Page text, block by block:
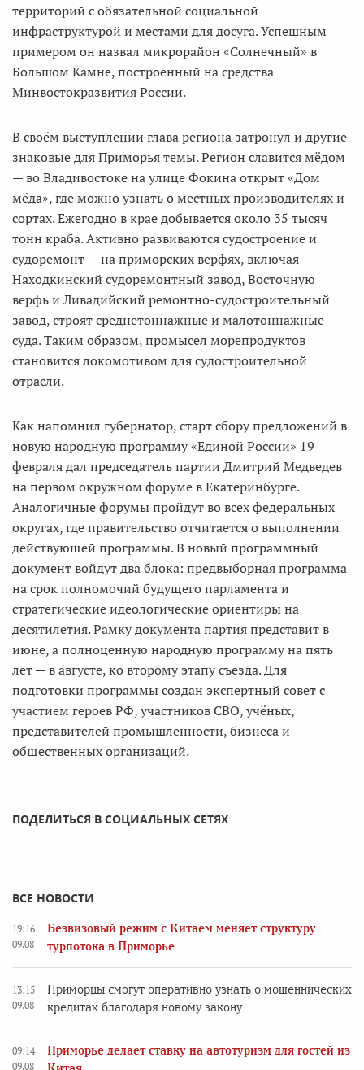
территорий с обязательной социальной
инфраструктурой и местами для досуга. Успешным
примером он назвал микрорайон «Солнечный» в
Большом Камне, построенный на средства
Минвостокразвития России.
В своём выступлении глава региона затронул и другие
знаковые для Приморья темы. Регион славится мёдом
— во Владивостоке на улице Фокина открыт «Дом
мёда», где можно узнать о местных производителях и
сортах. Ежегодно в крае добывается около 35 тысяч
тонн краба. Активно развиваются судостроение и
судоремонт — на приморских верфях, включая
Находкинский судоремонтный завод, Восточную
верфь и Ливадийский ремонтно-судостроительный
завод, строят среднетоннажные и малотоннажные
суда. Таким образом, промысел морепродуктов
становится локомотивом для судостроительной
отрасли.
Как напомнил губернатор, старт сбору предложений в
новую народную программу «Единой России» 19
февраля дал председатель партии Дмитрий Медведев
на первом окружном форуме в Екатеринбурге.
Аналогичные форумы пройдут во всех федеральных
округах, где правительство отчитается о выполнении
действующей программы. В новый программный
документ войдут два блока: предвыборная программа
на срок полномочий будущего парламента и
стратегические идеологические ориентиры на
десятилетия. Рамку документа партия представит в
июне, а полноценную народную программу на пять
лет — в августе, ко второму этапу съезда. Для
подготовки программы создан экспертный совет с
участием героев РФ, участников СВО, учёных,
представителей промышленности, бизнеса и
общественных организаций.
ПОДЕЛИТЬСЯ В СОЦИАЛЬНЫХ СЕТЯХ
ВСЕ НОВОСТИ
19:16
09.08
Безвизовый режим с Китаем меняет структуру
турпотока в Приморье
13:15
09.08
Приморцы смогут оперативно узнать о мошеннических
кредитах благодаря новому закону
09:14
09.08
Приморье делает ставку на автотуризм для гостей из